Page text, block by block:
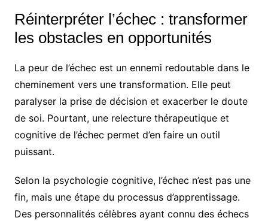
Réinterpréter l’échec : transformer
les obstacles en opportunités
La peur de l’échec est un ennemi redoutable dans le
cheminement vers une transformation. Elle peut
paralyser la prise de décision et exacerber le doute
de soi. Pourtant, une relecture thérapeutique et
cognitive de l’échec permet d’en faire un outil
puissant.
Selon la psychologie cognitive, l’échec n’est pas une
fin, mais une étape du processus d’apprentissage.
Des personnalités célèbres ayant connu des échecs